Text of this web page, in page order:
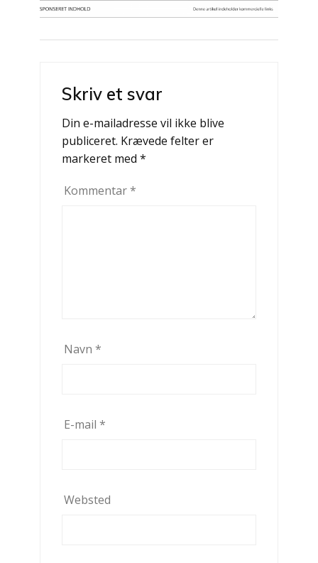
Skriv et svar
Din e-mailadresse vil ikke blive
publiceret. Krævede felter er
markeret med *
Kommentar*
Navn *
E-mail *
Websted